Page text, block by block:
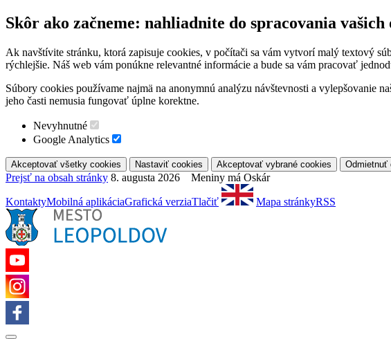
Skôr ako začneme: nahliadnite do spracovania vašich
Ak navštívite stránku, ktorá zapisuje cookies, v počítači sa vám vytvorí malý textový
rýchlejšie. Náš web vám ponúkne relevantné informácie a bude sa vám pracovať
Súbory cookies používame najmä na anonymnú analýzu návštevnosti a vylepšovanie
jeho časti nemusia fungovať úplne korektne.
Nevyhnutné
Google Analytics
Prejsť na obsah stránky 8. augusta 2026 Meniny má Oskár
KontaktyMobilná aplikáciaGrafická verziaTlačiť Mapa stránkyRSS